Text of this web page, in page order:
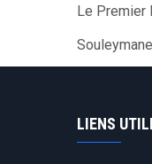
Le Premier
LIENS